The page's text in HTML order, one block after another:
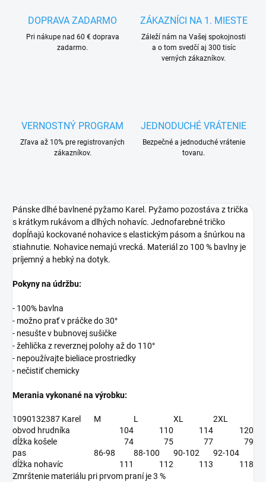
DOPRAVA ZADARMO
Pri nákupe nad 60 € doprava
zadarmo.
ZÁKAZNÍCI NA 1. MIESTE
Záleží nám na Vašej spokojnosti
a o tom svedčí aj 300 tisíc
verných zákazníkov.
VERNOSTNÝ PROGRAM
Zľava až 10% pre registrovaných
zákazníkov.
JEDNODUCHÉ VRÁTENIE
Bezpečné a jednoduché vrátenie
tovaru.
Pánske dlhé bavlnené pyžamo Karel. Pyžamo pozostáva z trička
s krátkym rukávom a dlhých nohavíc. Jednofarebné tričko
dopĺňajú kockované nohavice s elastickým pásom a šnúrkou na
stiahnutie. Nohavice nemajú vrecká. Materiál zo 100 % bavlny je
príjemný a hebký na dotyk.
Pokyny na údržbu:
- 100% bavlna
- možno prať v práčke do 30°
- nesušte v bubnovej sušičke
- žehlička z reverznej polohy až do 110°
- nepoužívajte bieliace prostriedky
- nečistiť chemicky
Merania vykonané na výrobku:
1090132387 Karel M L XL
2XL
obvod hrudníka
104 110 114
120
dĺžka košele
74 75 77
79
pas
86-98 88-100 90-102
92-104
dĺžka nohavíc
111 112 113
118
Zmrštenie materiálu pri prvom praní je 3 %